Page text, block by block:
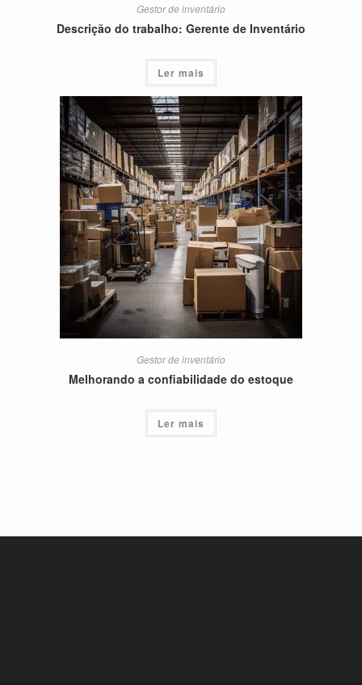
Gestor de inventário
Descrição do trabalho: Gerente de Inventário
Ler mais
Gestor de inventário
Melhorando a confiabilidade do estoque
Ler mais